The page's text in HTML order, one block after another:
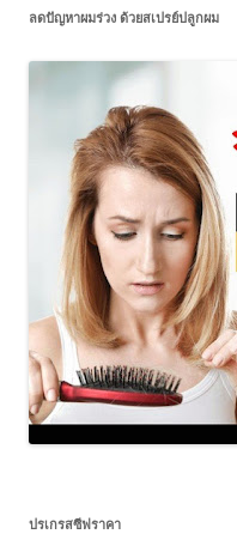
ลดปัญหาผมร่วง ด้วยสเปรย์ปลูกผม
ปรเกรสซีฟราคา